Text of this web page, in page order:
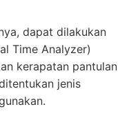
dapat dilakukan
Time Analyzer)
kerapatan pantulan
jenis